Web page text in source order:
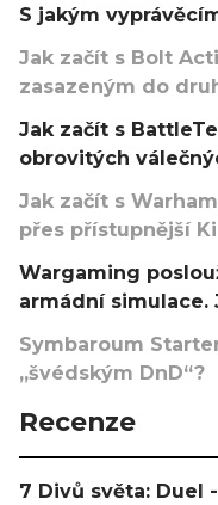
S jakým
Jak začít s Bolt
zasazeným do
Jak začít s
obrovitých
Jak začít s
přes přístupnější
Wargaming
armádní simulace.
Symbaroum
„švédským DnD“?
Recenze
7 Divů světa: Duel